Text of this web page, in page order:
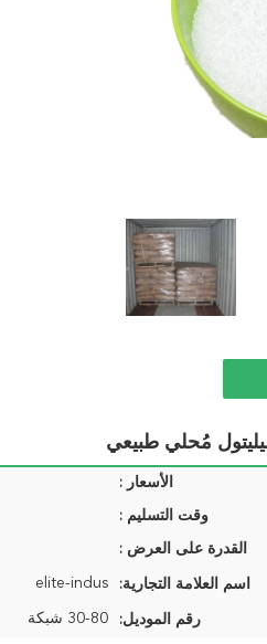
الأسعار :
وقت التسليم :
القدرة على العرض :
اسم العلامة التجارية: elite-indus
رقم الموديل: 30-80 شبكة